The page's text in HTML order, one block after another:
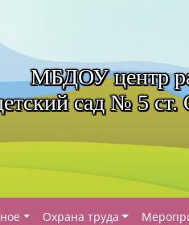
МБДОУ центр
сад № 5 ст.
Охрана труда